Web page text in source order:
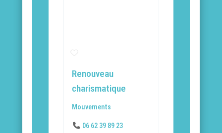
Renouveau
charismatique
Mouvements
06 62 39 89 23